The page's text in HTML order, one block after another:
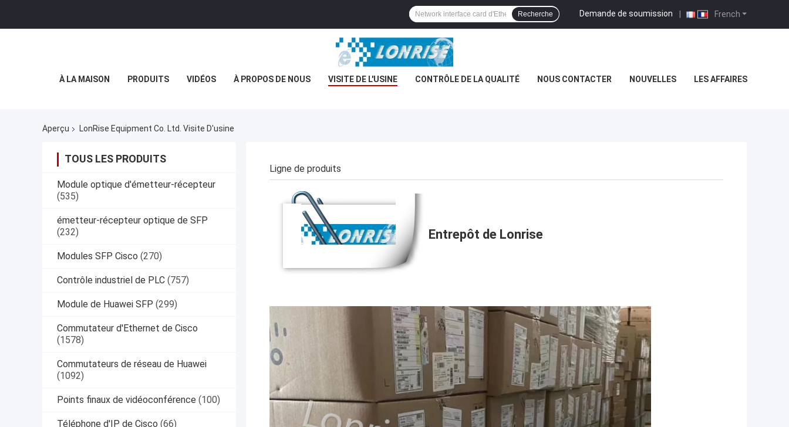
French
Demande de soumission |
Recherche
À LA MAISON PRODUITS VIDÉOS À PROPOS DE NOUS VISITE DE L'USINE CONTRÔLE DE LA QUALITÉ NOUS CONTACTER NOUVELLES LES AFFAIRES
Aperçu LonRise Equipment Co. Ltd. Visite D'usine
TOUS LES PRODUITS
Module optique d'émetteur-récepteur
(535)
émetteur-récepteur optique de SFP
(232)
Modules SFP Cisco (270)
Contrôle industriel de PLC (757)
Module de Huawei SFP (299)
Commutateur d'Ethernet de Cisco
(1578)
Commutateurs de réseau de Huawei
(1092)
Points finaux de vidéoconférence (100)
Téléphone d'IP de Cisco (66)
Ligne de produits
Entrepôt de Lonrise